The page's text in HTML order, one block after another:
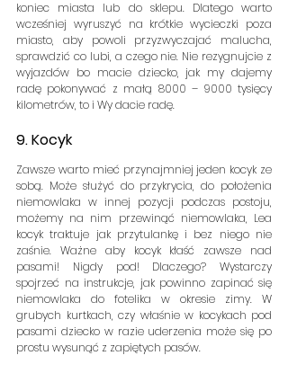
koniec miasta lub do sklepu. Dlatego warto
wcześniej wyruszyć na krótkie wycieczki poza
miasto, aby powoli przyzwyczajać malucha,
sprawdzić co lubi, a czego nie. Nie rezygnujcie z
wyjazdów bo macie dziecko, jak my dajemy
radę pokonywać z małą 8000 – 9000 tysięcy
kilometrów, to i Wy dacie radę.
9. Kocyk
Zawsze warto mieć przynajmniej jeden kocyk ze
sobą. Może służyć do przykrycia, do położenia
niemowlaka w innej pozycji podczas postoju,
możemy na nim przewinąć niemowlaka, Lea
kocyk traktuje jak przytulankę i bez niego nie
zaśnie. Ważne aby kocyk kłaść zawsze nad
pasami! Nigdy pod! Dlaczego? Wystarczy
spojrzeć na instrukcje, jak powinno zapinać się
niemowlaka do fotelika w okresie zimy. W
grubych kurtkach, czy właśnie w kocykach pod
pasami dziecko w razie uderzenia może się po
prostu wysunąć z zapiętych pasów.